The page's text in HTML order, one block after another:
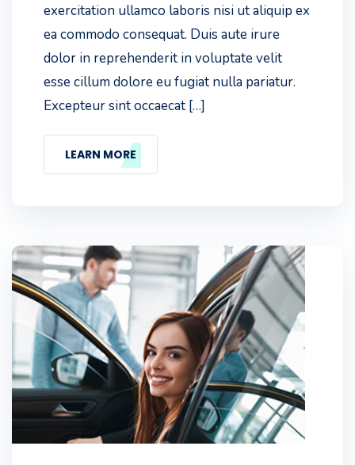
exercitation ullamco laboris nisi ut aliquip ex
ea commodo consequat. Duis aute irure
dolor in reprehenderit in voluptate velit
esse cillum dolore eu fugiat nulla pariatur.
Excepteur sint occaecat […]
LEARN MORE